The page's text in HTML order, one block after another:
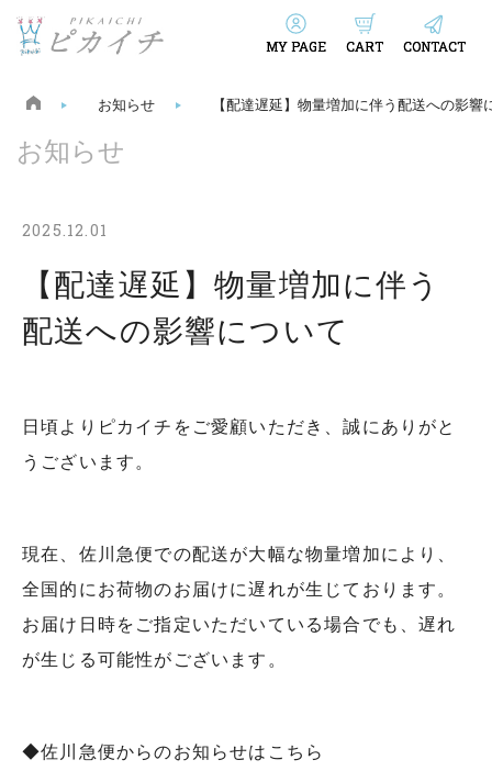
MY PAGE CART CONTACT
お知らせ 【配達遅延】物量増加に伴う配送への影響
お知らせ
2025.12.01
【配達遅延】物量増加に伴う
配送への影響について
日頃よりピカイチをご愛顧いただき、誠にありがと
うございます。
現在、佐川急便での配送が大幅な物量増加により、
全国的にお荷物のお届けに遅れが生じております。
お届け日時をご指定いただいている場合でも、遅れ
が生じる可能性がございます。
◆佐川急便からのお知らせはこちら